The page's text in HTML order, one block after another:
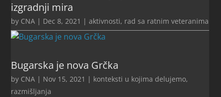
izgradnji mira
by CNA | Dec 8, 2021 |aktivnosti, rad sa ratnim veteranima
Bugarska je nova Grčka
by CNA | Nov 15, 2021 | konteksti u kojima delujemo,
razmišljanja